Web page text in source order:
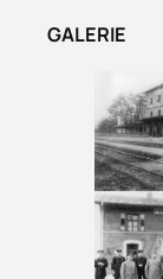
GALERIE